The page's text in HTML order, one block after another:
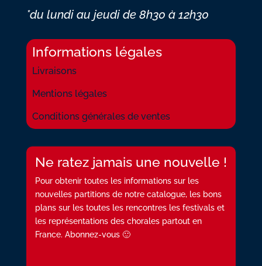
*du lundi au jeudi de 8h30 à 12h30
Informations légales
Livraisons
Mentions légales
Conditions générales de ventes
Ne ratez jamais une nouvelle !
Pour obtenir toutes les informations sur les
nouvelles partitions de notre catalogue, les bons
plans sur les toutes les rencontres les festivals et
les représentations des chorales partout en
France. Abonnez-vous 🙂